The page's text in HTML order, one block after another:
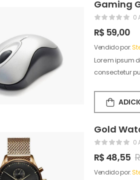
Gaming
0
R$ 59,00
Vendido por:
Lorem ipsum
consectetur
Gold
0
R$ 48,55
Vendido por: